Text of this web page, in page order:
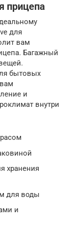
прицепа
для
вам
Багажный
бытовых
и
внутри
хранения
для воды
и